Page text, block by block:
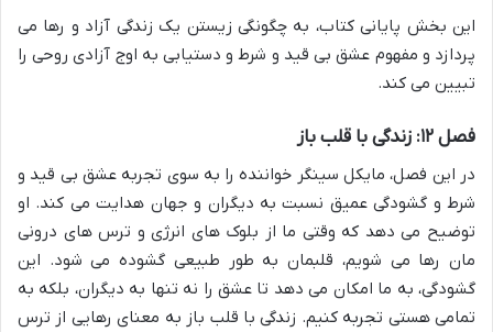
این بخش پایانی کتاب، به چگونگی زیستن یک زندگی آزاد و رها می
پردازد و مفهوم عشق بی قید و شرط و دستیابی به اوج آزادی روحی را
تبیین می کند.
فصل ۱۲: زندگی با قلب باز
در این فصل، مایکل سینگر خواننده را به سوی تجربه عشق بی قید و
شرط و گشودگی عمیق نسبت به دیگران و جهان هدایت می کند. او
توضیح می دهد که وقتی ما از بلوک های انرژی و ترس های درونی
مان رها می شویم، قلبمان به طور طبیعی گشوده می شود. این
گشودگی، به ما امکان می دهد تا عشق را نه تنها به دیگران، بلکه به
تمامی هستی تجربه کنیم. زندگی با قلب باز به معنای رهایی از ترس